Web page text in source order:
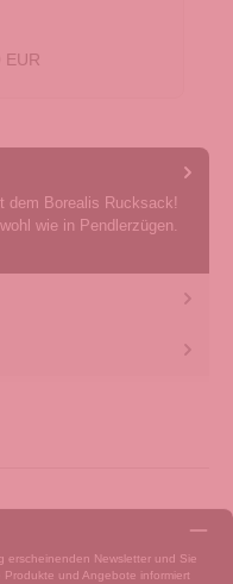
EUR
dem Borealis Rucksack!
wie in Pendlerzügen.
erscheinenden Newsletter und Sie
und Angebote informiert